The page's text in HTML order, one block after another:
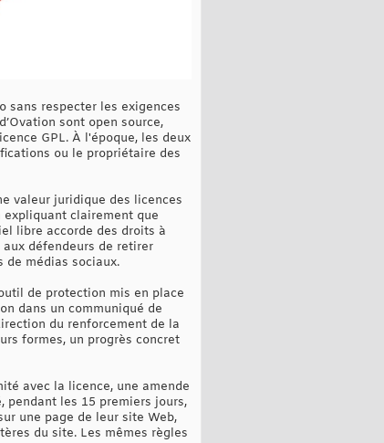
sans respecter les exigences
sont open source,
GPL. À l'époque, les deux
ou le propriétaire des
valeur juridique des licences
clairement que
libre accorde des droits à
défendeurs de retirer
médias sociaux.
de protection mis en place
dans un communiqué de
du renforcement de la
formes, un progrès concret
avec la licence, une amende
pendant les 15 premiers jours,
une page de leur site Web,
du site. Les mêmes règles